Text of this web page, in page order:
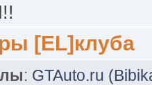
[EL]клуба
: GTAuto.ru